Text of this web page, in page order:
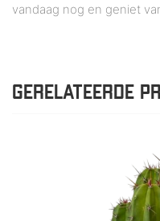
vandaag nog en geniet
GERELATEERDE